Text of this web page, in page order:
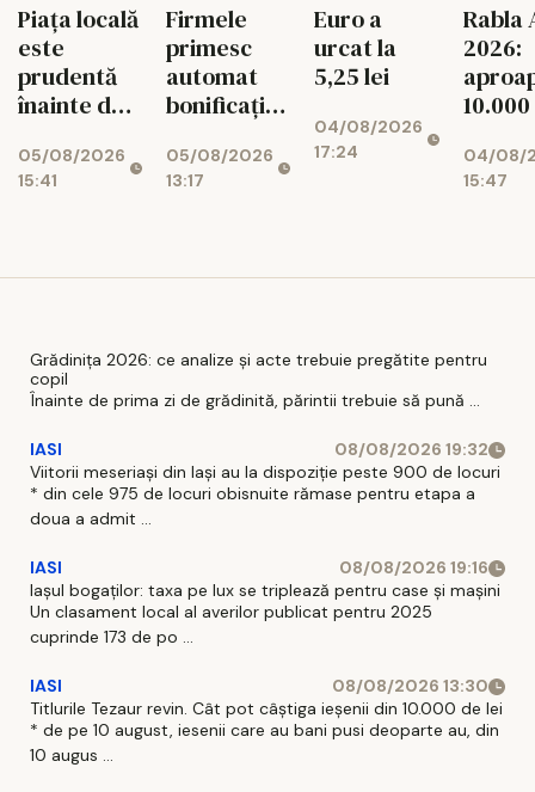
Piața locală
este
prudentă
înainte de
Moody's
05/08/2026
15:41
Firmele
primesc
automat
bonificația
impozit
05/08/2026
13:17
Euro a
urcat la
5,25 lei
04/08/2026
17:24
Rabla
2026:
04/08/
15:47
Grădinița 2026: ce analize și acte trebuie pregătite pentru
copil
Înainte de prima zi de grădinită, părintii trebuie să pună ...
IASI
08/08/2026 19:32
Viitorii meseriași din Iași au la dispoziție peste 900 de locuri
* din cele 975 de locuri obisnuite rămase pentru etapa a
doua a admit ...
IASI
08/08/2026 19:16
Iașul bogaților: taxa pe lux se triplează pentru case și mașini
Un clasament local al averilor publicat pentru 2025
cuprinde 173 de po ...
IASI
08/08/2026 13:30
Titlurile Tezaur revin. Cât pot câștiga ieșenii din 10.000 de lei
* de pe 10 august, iesenii care au bani pusi deoparte au, din
10 augus ...